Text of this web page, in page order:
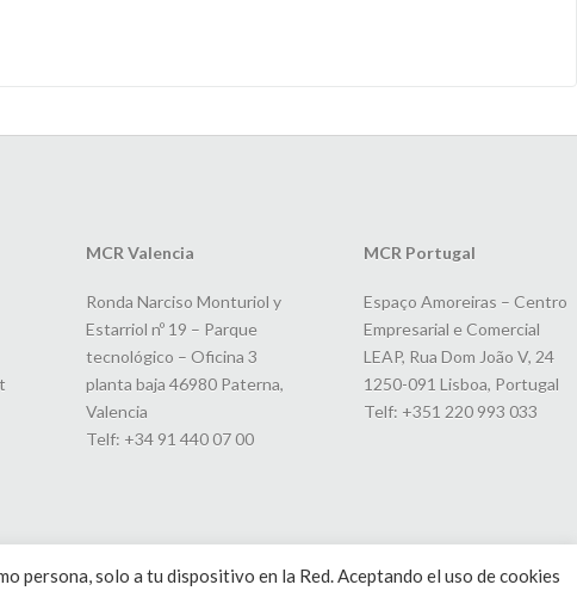
MCR Valencia
Ronda Narciso Monturiol y
Estarriol nº 19 – Parque
tecnológico – Oficina 3
planta baja 46980 Paterna,
Valencia
Telf: +34 91 440 07 00
MCR Portugal
Espaço Amoreiras – Centro
Empresarial e Comercial
LEAP, Rua Dom João V, 24
1250-091 Lisboa, Portugal
Telf: +351 220 993 033
persona, solo a tu dispositivo en la Red. Aceptando el uso de cookies